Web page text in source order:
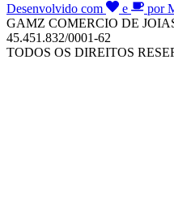
Desenvolvido com e
por
GAMZ COMERCIO DE
45.451.832/0001-62
TODOS OS DIREITOS